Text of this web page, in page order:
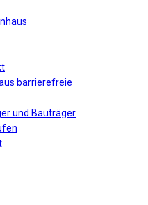
barrierefreie
und Bauträger